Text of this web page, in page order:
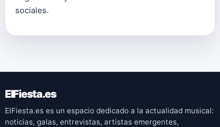
sociales.
ElFiesta.es
ElFiesta.es es un espacio dedicado a la actualidad musical:
noticias, galas, entrevistas, artistas emergentes,